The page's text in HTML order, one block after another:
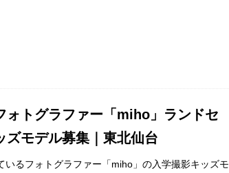
ォトグラファー「miho」ランドセ
ズモデル募集｜東北仙台
いるフォトグラファー「miho」の入学撮影キッズモ